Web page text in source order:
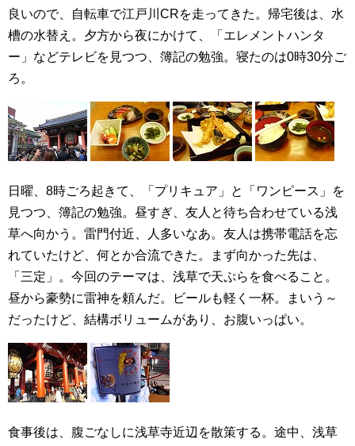
良いので、自転車で江戸川CRを走ってきた。帰宅後は、水
槽の水替え。夕方から夜にかけて、「エレメントハンタ
ー」などテレビを見つつ、簿記の勉強。寝たのは0時30分ご
ろ。
日曜、8時ごろ起きて、「プリキュア」と「ワンピース」を
見つつ、簿記の勉強。昼すぎ、友人と待ち合わせている浅
草へ向かう。雷門付近、人多いなあ。友人は携帯電話を忘
れていたけど、何とか合流できた。まず向かった先は、
「三定」。今回のテーマは、浅草で天ぷらを食べること。
昼から豪勢に雷神を頼んだ。ビールも軽く一杯。まいう～
だったけど、結構ボリュームがあり、お腹いっぱい。
食事後は、腹ごなしに浅草寺近辺を散策する。途中、浅草